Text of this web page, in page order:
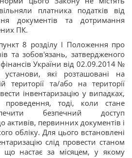
платника податків від
документів та дотримання
ПК.
8 розділу I Положення про
та зобов'язань, затвердженого
України від 02.09.2014 №
установи, які розташовані на
території та/або на території
інвентаризацію у випадках,
проведення, тоді, коли стане
безпечний доступ
активів, первинних документів і
обліку. Для цього встановлені
слід провести станом
настає за місяцем, у якому